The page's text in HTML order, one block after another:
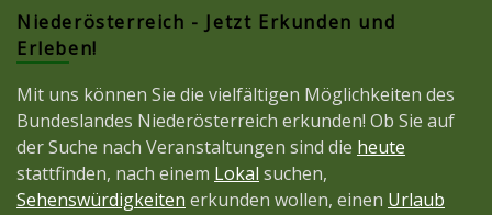
Niederösterreich - Jetzt Erkunden und
Erleben!
Mit uns können Sie die vielfältigen Möglichkeiten des
Bundeslandes Niederösterreich erkunden! Ob Sie auf
der Suche nach Veranstaltungen sind die heute
stattfinden, nach einem Lokal suchen,
Sehenswürdigkeiten erkunden wollen, einen Urlaub